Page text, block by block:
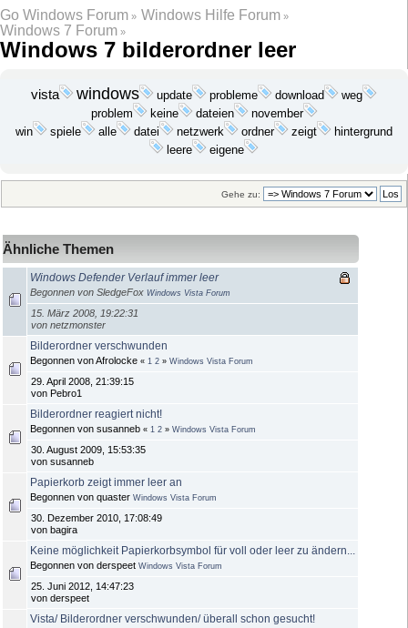
Go Windows Forum » Windows Hilfe Forum »
Windows 7 Forum »
Windows 7 bilderordner leer
vista windows update probleme download weg
problem keine dateien november
win spiele alle datei netzwerk ordner zeigt
hintergrund
leere
eigene
Gehe zu:
Ähnliche Themen
Windows Defender Verlauf immer leer
Begonnen von SledgeFox Windows Vista Forum
15. März 2008, 19:22:31
von netzmonster
Bilderordner verschwunden
Begonnen von Afrolocke « 1 2 » Windows Vista Forum
29. April 2008, 21:39:15
von Pebro1
Bilderordner reagiert nicht!
Begonnen von susanneb « 1 2 » Windows Vista Forum
30. August 2009, 15:53:35
von susanneb
Papierkorb zeigt immer leer an
Begonnen von quaster Windows Vista Forum
30. Dezember 2010, 17:08:49
von bagira
Keine möglichkeit Papierkorbsymbol für voll oder leer zu ändern...
Begonnen von derspeet Windows Vista Forum
25. Juni 2012, 14:47:23
von derspeet
Vista/ Bilderordner verschwunden/ überall schon gesucht!